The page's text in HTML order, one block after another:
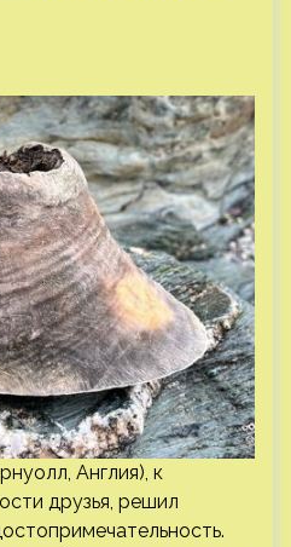
Англия), к
друзья, решил